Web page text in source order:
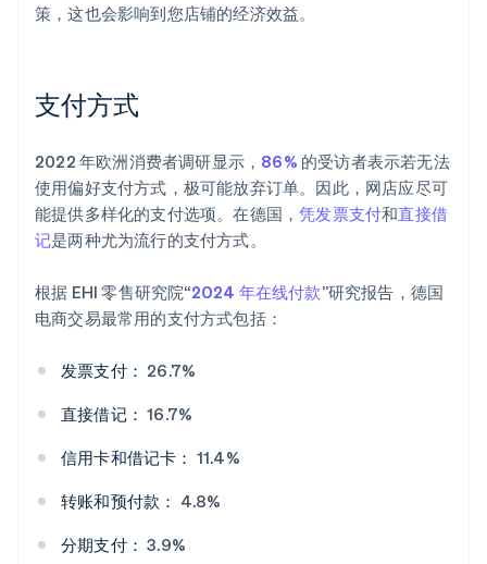
策，这也会影响到您店铺的经济效益。
支付方式
2022 年欧洲消费者调研显示， 86% 的受访者表示若无法
使用偏好支付方式，极可能放弃订单。因此，网店应尽可
能提供多样化的支付选项。在德国，凭发票支付和直接借
记是两种尤为流行的支付方式。
根据 EHI 零售研究院“2024 年在线付款”研究报告，德国
电商交易最常用的支付方式包括：
发票支付： 26.7%
直接借记： 16.7%
信用卡和借记卡： 11.4%
转账和预付款： 4.8%
分期支付： 3.9%